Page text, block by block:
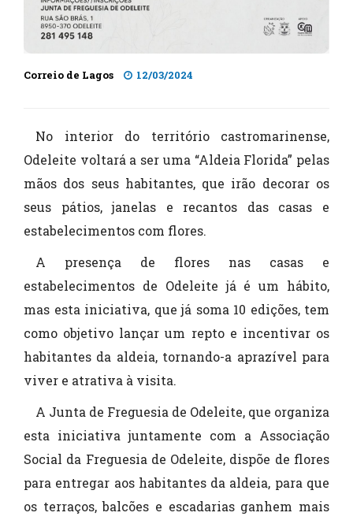
Correio de Lagos 12/03/2024
No interior do território castromarinense,
Odeleite voltará a ser uma “Aldeia Florida” pelas
mãos dos seus habitantes, que irão decorar os
seus pátios, janelas e recantos das casas e
estabelecimentos com flores.
A presença de flores nas casas e
estabelecimentos de Odeleite já é um hábito,
mas esta iniciativa, que já soma 10 edições, tem
como objetivo lançar um repto e incentivar os
habitantes da aldeia, tornando-a aprazível para
viver e atrativa à visita.
A Junta de Freguesia de Odeleite, que organiza
esta iniciativa juntamente com a Associação
Social da Freguesia de Odeleite, dispõe de flores
para entregar aos habitantes da aldeia, para que
os terraços, balcões e escadarias ganhem mais